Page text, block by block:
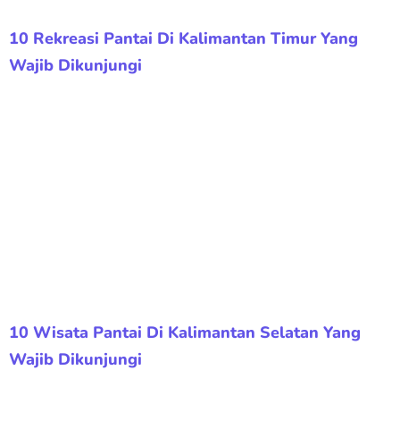
10 Rekreasi Pantai Di Kalimantan Timur Yang
Wajib Dikunjungi
10 Wisata Pantai Di Kalimantan Selatan Yang
Wajib Dikunjungi